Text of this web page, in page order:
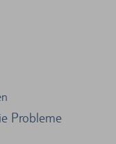
Probleme